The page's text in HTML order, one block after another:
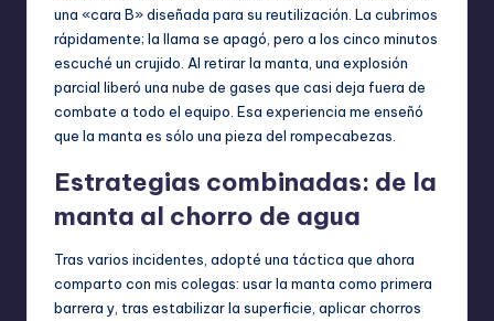
una «cara B» diseñada para su reutilización. La cubrimos
rápidamente; la llama se apagó, pero a los cinco minutos
escuché un crujido. Al retirar la manta, una explosión
parcial liberó una nube de gases que casi deja fuera de
combate a todo el equipo. Esa experiencia me enseñó
que la manta es sólo una pieza del rompecabezas.
Estrategias combinadas: de la
manta al chorro de agua
Tras varios incidentes, adopté una táctica que ahora
comparto con mis colegas: usar la manta como primera
barrera y, tras estabilizar la superficie, aplicar chorros